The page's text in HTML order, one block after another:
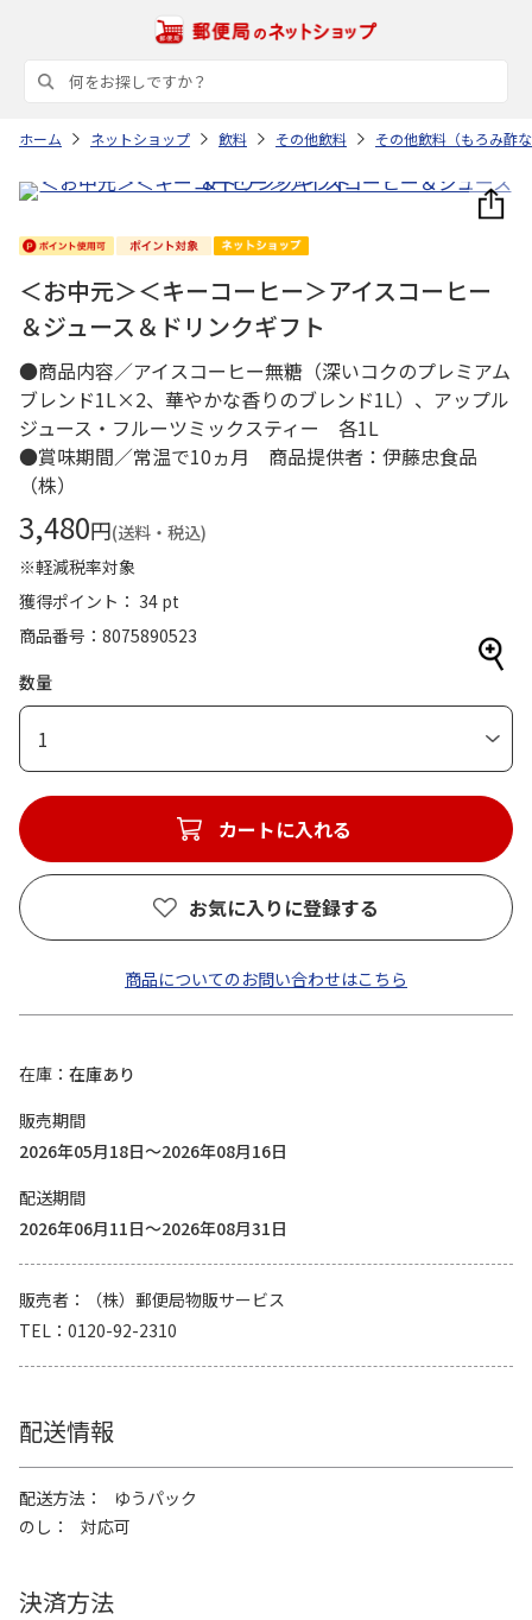
ホーム ネットショップ 飲料 その他飲料 その他飲料（もろみ酢
＜お中元＞＜キーコーヒー＞アイスコーヒー
＆ジュース＆ドリンクギフト
●商品内容／アイスコーヒー無糖（深いコクのプレミアム
ブレンド1L×2、華やかな香りのブレンド1L）、アップル
ジュース・フルーツミックスティー 各1L
●賞味期間／常温で10ヵ月 商品提供者：伊藤忠食品
（株）
3,480円(送料・税込)
※軽減税率対象
獲得ポイント： 34 pt
商品番号
8075890523
数量
1
カートに入れる
お気に入りに登録する
商品についてのお問い合わせはこちら
在庫
在庫あり
販売期間
2026年05月18日～2026年08月16日
配送期間
2026年06月11日～2026年08月31日
販売者
（株）郵便局物販サービス
TEL
0120-92-2310
配送情報
配送方法
ゆうパック
のし
対応可
決済方法